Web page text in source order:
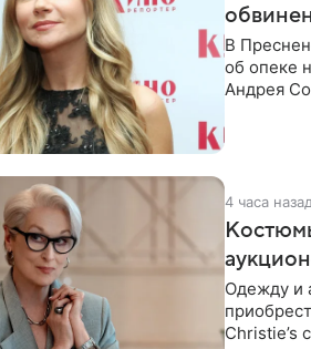
В
об опеке
Андрея
4 часа назад
Одежду и
Christie’s